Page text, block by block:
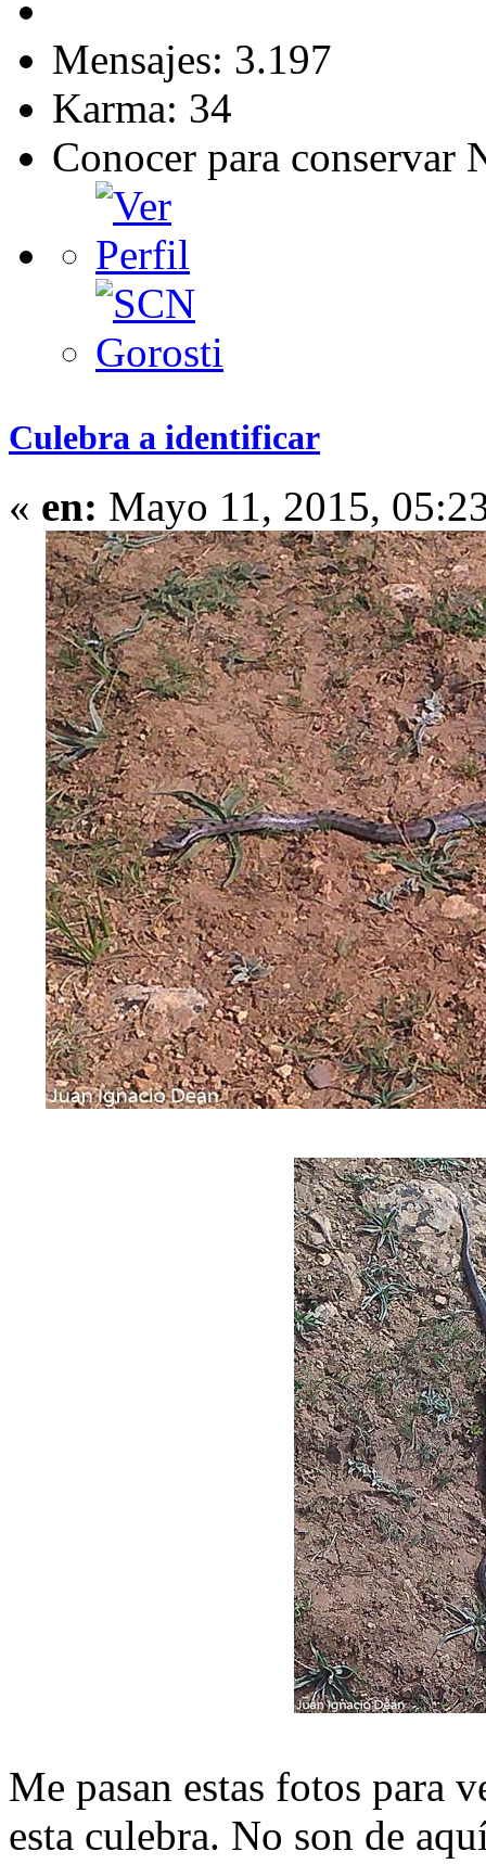
Mensajes: 3.197
Karma: 34
Conocer para conservar
Culebra a identificar
« en: Mayo 11, 2015,
Me pasan estas fotos para
esta culebra. No son de